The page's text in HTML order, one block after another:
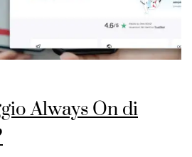
Always On di